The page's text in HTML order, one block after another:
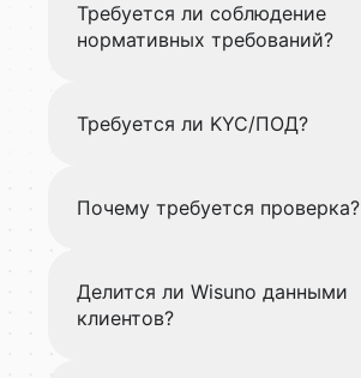
Требуется ли соблюдение
нормативных требований?
Требуется ли KYC/ПОД?
Почему требуется проверка?
Делится ли Wisuno данными
клиентов?